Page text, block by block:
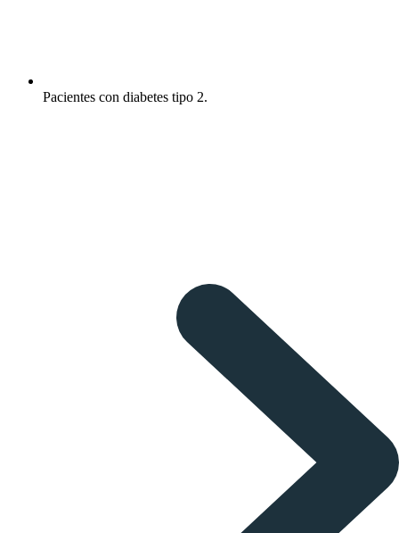
Pacientes con diabetes tipo 2.